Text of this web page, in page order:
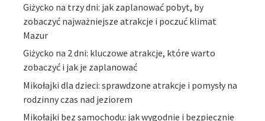
Giżycko na trzy dni: jak zaplanować pobyt, by
zobaczyć najważniejsze atrakcje i poczuć klimat
Mazur
Giżycko na 2 dni: kluczowe atrakcje, które warto
zobaczyć i jak je zaplanować
Mikołajki dla dzieci: sprawdzone atrakcje i pomysły na
rodzinny czas nad jeziorem
Mikołajki bez samochodu: jak wygodnie i bezpiecznie